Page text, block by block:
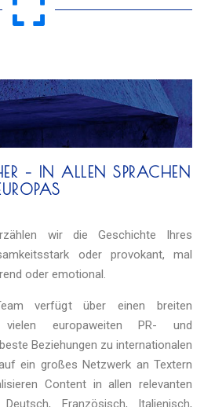
– IN ALLEN SPRACHEN
wir die Geschichte Ihres
oder provokant, mal
oder emotional.
verfügt über einen breiten
vielen europaweiten PR- und
Beziehungen zu internationalen
ein großes Netzwerk an Textern
Content in allen relevanten
Französisch, Italienisch,